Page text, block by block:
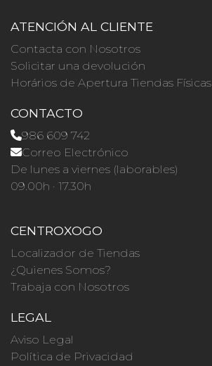
ATENCIÓN AL CLIENTE
Contacta con Nosotros
Solicitar una devolución
Horários de Apertura Tiendas Físicas
CONTACTO
986 609 742
Correo Electrónico
De lunes a viernes (laborables)
09.00h · 17.30h
CENTROXOGO
Localizador de Tiendas
¿Quienes Somos?
Trabaja con Nosotros
LEGAL
Aviso Legal
Política de Privacidad